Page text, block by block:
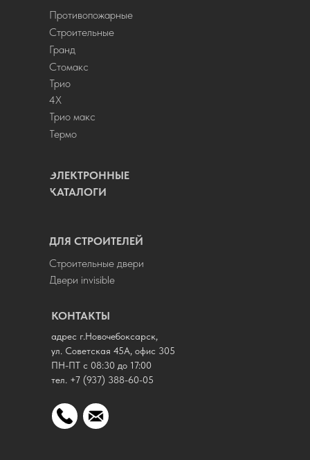
Противопожарные
Строительные
Гранд
Стомакс
Трио
4Х
Трио макс
Термо
ДЛЯ СТРОИТЕЛЕЙ
Строительные двери
Двери invisible
КОНТАКТЫ
адрес г.Новочебоксарск,
ул. Советская 45А, офис 305
ПН-ПТ с 08:30 до 17:00
тел. +7 (937) 388-60-05
ЭЛЕКТРОННЫЕ
КАТАЛОГИ